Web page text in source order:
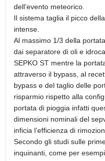
dell’evento meteorico.
Il sistema taglia il picco
intense.
Al massimo 1/3 della
dai separatore di oli e
SEPKO ST mentre la
attraverso il bypass, al
bypass e del taglio delle
risparmio rispetto alla
portata di pioggia infatti
dimensioni nominali del
inficia l’efficienza di
Secondo gli studi sulle
inquinanti, come per